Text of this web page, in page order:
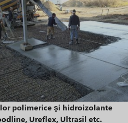
polimerice şi hidroizolante
Ureflex, Ultrasil etc.